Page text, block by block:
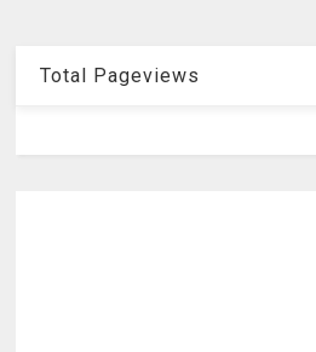
Total Pageviews